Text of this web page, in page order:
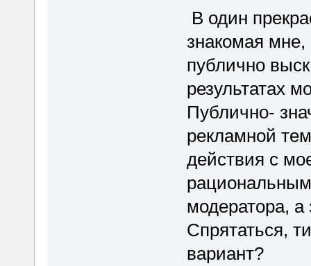
В один
знакомая
публично
результатах
Публично-
рекламной
действия с
модератора, а
Спрятаться,
вариант?